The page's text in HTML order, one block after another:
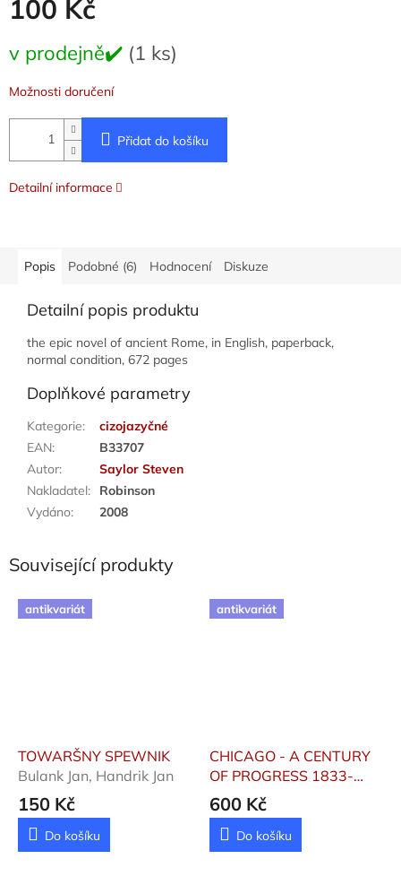
100 Kč
cena:
v prodejně✔️ (1 ks)
Možnosti doručení
Přidat do košíku
Detailní informace
Popis Podobné (6) Hodnocení Diskuze
Detailní popis produktu
the epic novel of ancient Rome, in English, paperback,
normal condition, 672 pages
Doplňkové parametry
Kategorie:
cizojazyčné
EAN:
B33707
Autor:
Saylor Steven
Nakladatel:
Robinson
Vydáno: 2008
Související produkty
antikvariát
TOWARŠNY SPEWNIK
Bulank Jan, Handrik Jan
150 Kč
Do košíku
antikvariát
CHICAGO - A CENTURY
OF PROGRESS 1833-
1933
600 Kč
Do košíku